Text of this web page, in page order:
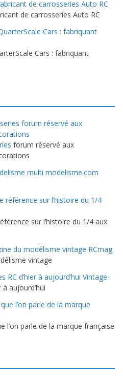
de carrosseries Auto RC
Cars : fabriquant
forum réservé aux
modelisme.com
sur l’histoire du 1/4 aux
RCmag
vintage
Vintage-
à aujourd’hui
l’on parle de la marque française